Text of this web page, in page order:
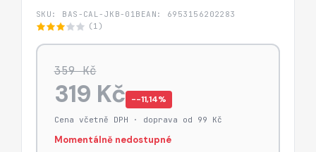
SKU: BAS-CAL-JKB-01B EAN: 6953156202283
(1)
359 Kč
319 Kč −-11,14%
Cena včetně DPH · doprava od 99 Kč
Momentálně nedostupné